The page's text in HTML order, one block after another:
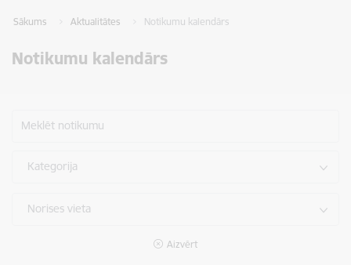
Sākums Aktualitātes Notikumu kalendārs
Notikumu kalendārs
Meklēt notikumu
Kategorija
Norises vieta
Aizvērt